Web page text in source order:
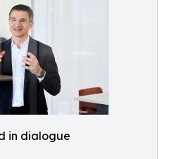
in dialogue